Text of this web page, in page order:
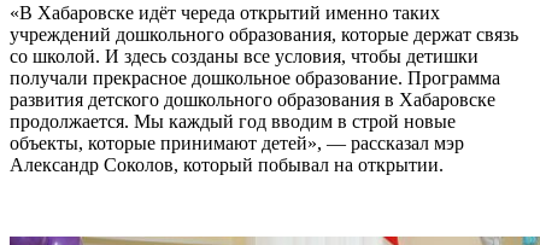
«В Хабаровске идёт череда открытий именно таких
учреждений дошкольного образования, которые держат связь
со школой. И здесь созданы все условия, чтобы детишки
получали прекрасное дошкольное образование. Программа
развития детского дошкольного образования в Хабаровске
продолжается. Мы каждый год вводим в строй новые
объекты, которые принимают детей», — рассказал мэр
Александр Соколов, который побывал на открытии.